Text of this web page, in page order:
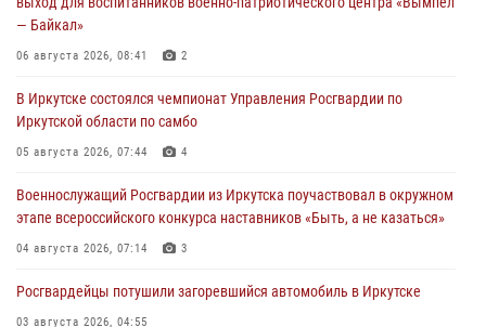
— Байкал»
06 августа 2026, 08:41 2
В Иркутске состоялся чемпионат Управления Росгвардии по
Иркутской области по самбо
05 августа 2026, 07:44 4
Военнослужащий Росгвардии из Иркутска поучаствовал в окружном
этапе всероссийского конкурса наставников «Быть, а не казаться»
04 августа 2026, 07:14 3
Росгвардейцы потушили загоревшийся автомобиль в Иркутске
03 августа 2026, 04:55